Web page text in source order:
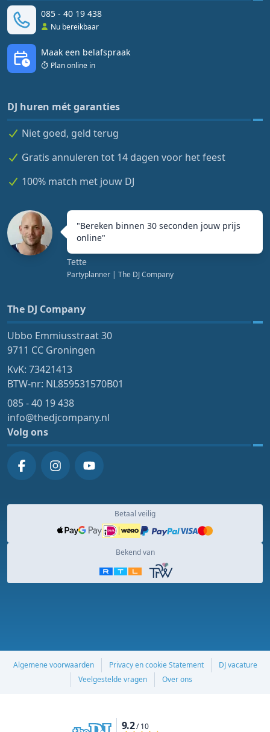
085 - 40 19 438
Nu bereikbaar
Maak een belafspraak
Plan online in
DJ huren mét garanties
Niet goed, geld terug
Gratis annuleren tot 14 dagen voor het feest
100% match met jouw DJ
"Bereken binnen 30 seconden jouw prijs
online"
Tette
Partyplanner | The DJ Company
The DJ Company
Ubbo Emmiusstraat 30
9711 CC Groningen
KvK: 73421413
BTW-nr: NL859531570B01
085 - 40 19 438
info@thedjcompany.nl
Volg ons
Betaal veilig
Bekend van
Algemene voorwaarden Privacy en cookie Statement
DJ vacature
Veelgestelde vragen
Over ons
9.2/ 10